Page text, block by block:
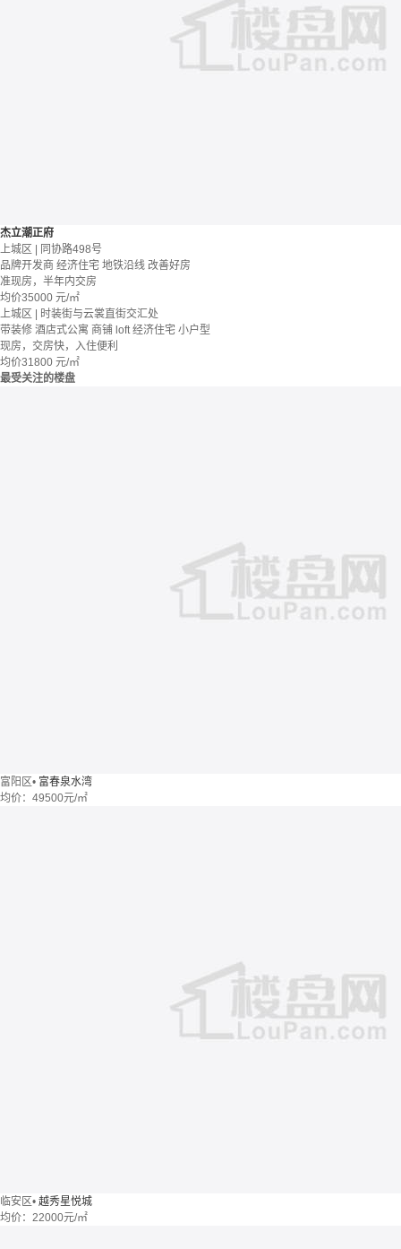
杰立潮正府
上城区 | 同协路498号
品牌开发商 经济住宅 地铁沿线 改善好房
准现房，半年内交房
均价35000 元/㎡
上城区 | 时装街与云裳直街交汇处
带装修 酒店式公寓 商铺 loft 经济住宅 小户型
现房，交房快，入住便利
均价31800 元/㎡
最受关注的楼盘
富阳区• 富春泉水湾
均价： 49500元/㎡
临安区• 越秀星悦城
均价： 22000元/㎡